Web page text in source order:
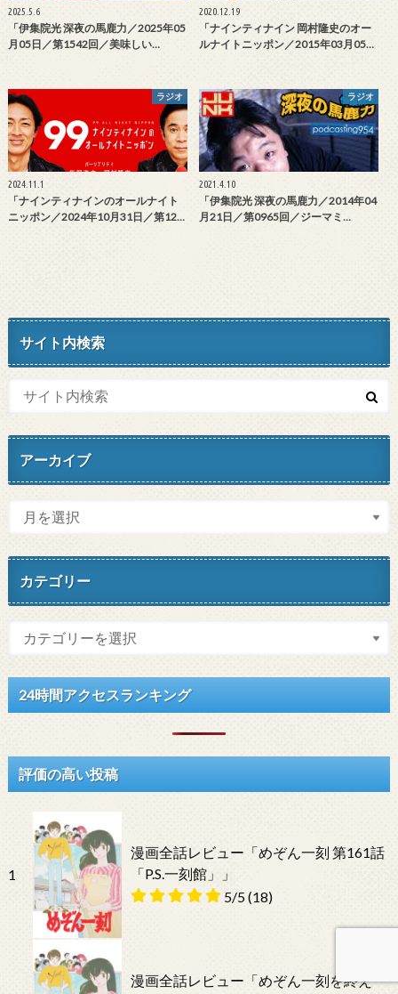
2025.5.6
「伊集院光 深夜の馬鹿力／2025年05
月05日／第1542回／美味しい…
2020.12.19
「ナインティナイン 岡村隆史のオー
ルナイトニッポン／2015年03月05…
ラジオ
2024.11.1
「ナインティナインのオールナイト
ニッポン／2024年10月31日／第12…
ラジオ
2021.4.10
「伊集院光 深夜の馬鹿力／2014年04
月21日／第0965回／ジーマミ…
サイト内検索
アーカイブ
カテゴリー
24時間アクセスランキング
評価の高い投稿
1
漫画全話レビュー「めぞん一刻 第161話
「P.S.一刻館」」
5/5(18)
漫画全話レビュー「めぞん一刻を終え